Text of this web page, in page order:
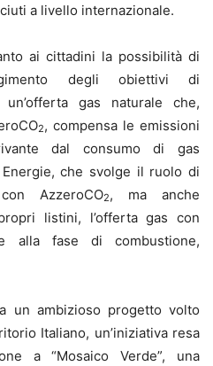
a livello internazionale.
ai cittadini la possibilità di
degli obiettivi di
un’offerta gas naturale che,
2, compensa le emissioni
dal consumo di gas
che svolge il ruolo di
AzzeroCO2, ma anche
listini, l’offerta gas con
alla fase di combustione,
un ambizioso progetto volto
Italiano, un’iniziativa resa
a “Mosaico Verde”, una